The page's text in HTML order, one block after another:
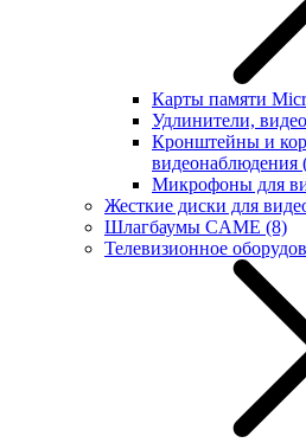
Карты памяти
Удлинители,
Кронштейны и
видеонаблюдения
Микрофоны для
Жесткие диски для
Шлагбаумы CAME (8)
Телевизионное